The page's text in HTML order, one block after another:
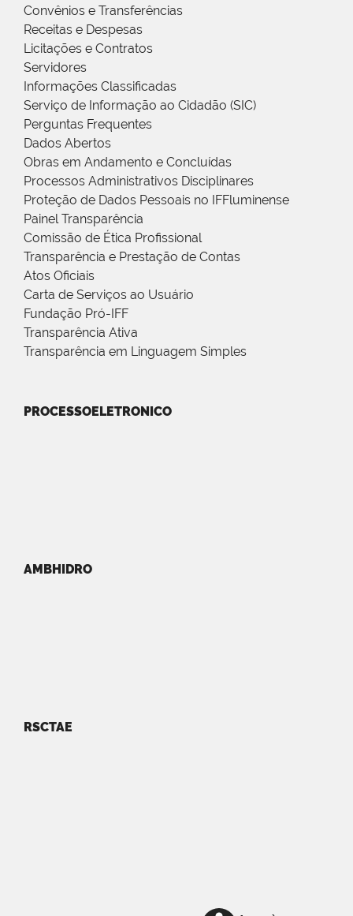
Convênios e Transferências
Receitas e Despesas
Licitações e Contratos
Servidores
Informações Classificadas
Serviço de Informação ao Cidadão (SIC)
Perguntas Frequentes
Dados Abertos
Obras em Andamento e Concluídas
Processos Administrativos Disciplinares
Proteção de Dados Pessoais no IFFluminense
Painel Transparência
Comissão de Ética Profissional
Transparência e Prestação de Contas
Atos Oficiais
Carta de Serviços ao Usuário
Fundação Pró-IFF
Transparência Ativa
Transparência em Linguagem Simples
PROCESSOELETRONICO
AMBHIDRO
RSCTAE